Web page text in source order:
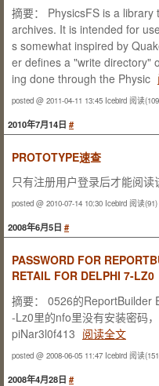
摘要： PhysicsFS is a
archives. It is intended for
s somewhat inspired by
er defines a "write directory"
ing done through the Physic
posted @ 2011-04-11 13:45 Icebird 阅读
2010年7月14日 #
PROTOTYPE速查
只有注册用户登录后才能阅读
posted @ 2010-07-14 10:30 Icebird 阅读(91)
2008年6月5日 #
PASSWORD FOR
RETAIL FOR DELPHI 7-LZ0
摘要： 0526的ReportBuilder
-Lz0里的nfo里没有安装密码
piNar3l0f413 阅读全文
posted @ 2008-06-05 11:47 Icebird 阅读
2008年4月28日 #